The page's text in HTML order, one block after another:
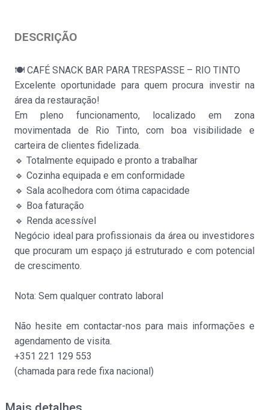
Café
Rio Tinto
Trespasse
36.500€
Café
Trespasse:70.000€
DESCRIÇÃO
🍽️ CAFÉ SNACK BAR PARA TRESPASSE – RIO TINTO
Excelente oportunidade para quem procura investir na
área da restauração!
Em pleno funcionamento, localizado em zona
movimentada de Rio Tinto, com boa visibilidade e
carteira de clientes fidelizada.
🔹 Totalmente equipado e pronto a trabalhar
🔹 Cozinha equipada e em conformidade
🔹 Sala acolhedora com ótima capacidade
🔹 Boa faturação
🔹 Renda acessível
Negócio ideal para profissionais da área ou investidores
que procuram um espaço já estruturado e com potencial
de crescimento.
Nota: Sem qualquer contrato laboral
Não hesite em contactar-nos para mais informações e
agendamento de visita.
+351 221 129 553
(chamada para rede fixa nacional)